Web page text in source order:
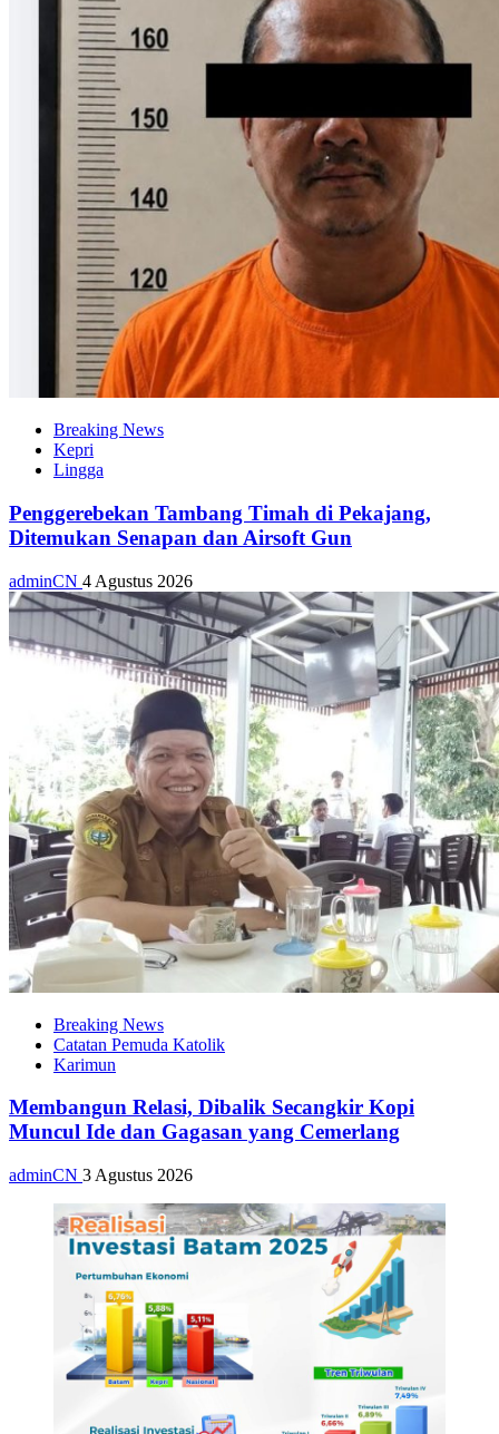
Breaking News
Kepri
Lingga
Penggerebekan Tambang Timah di Pekajang,
Ditemukan Senapan dan Airsoft Gun
adminCN 4 Agustus 2026
Breaking News
Catatan Pemuda Katolik
Karimun
Membangun Relasi, Dibalik Secangkir Kopi
Muncul Ide dan Gagasan yang Cemerlang
adminCN 3 Agustus 2026